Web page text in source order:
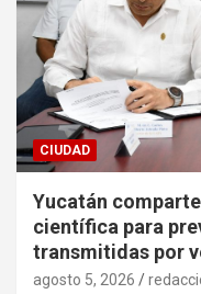
CIUDAD
Yucatán
científica para
transmitidas por
agosto 5, 2026